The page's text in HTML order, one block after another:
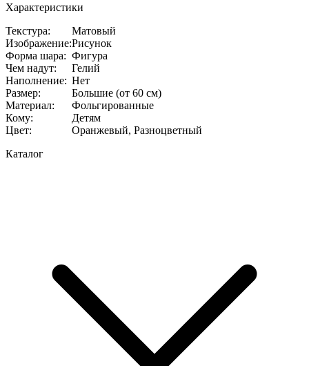
Характеристики
Текстура:
Матовый
Изображение:Рисунок
Форма шара: Фигура
Чем надут:
Гелий
Наполнение: Нет
Размер:
Большие (от 60 см)
Материал:
Фольгированные
Кому:
Детям
Цвет:
Оранжевый, Разноцветный
Каталог